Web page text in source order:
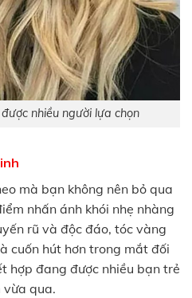
nhiều người lựa chọn
mà bạn không nên bỏ qua
nhấn ánh khói nhẹ nhàng
rũ và độc đáo, tóc vàng
cuốn hút hơn trong mắt đối
hợp đang được nhiều bạn trẻ
vừa qua.